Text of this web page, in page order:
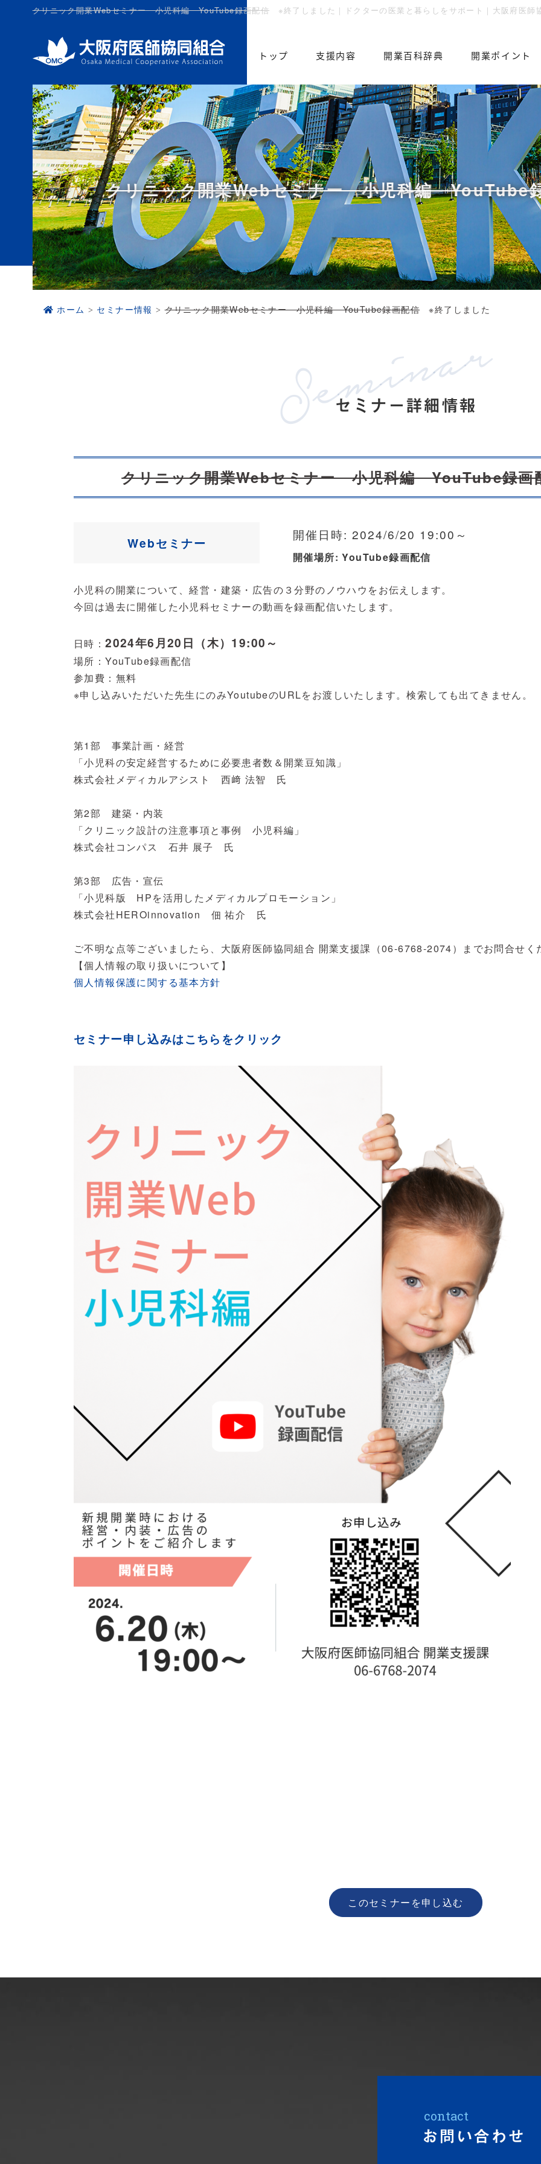
トップ ⽀援内容 開業百科辞典 開業ポイント
クリニック開業Webセミナー 小児科編 YouTube
クリニック開業Webセミナー 小児科編 YouTube録画配信 ※終了しました｜ドクターの医業と暮らしをサポート｜大阪府医師
ホーム セミナー情報 クリニック開業Webセミナー 小児科編 YouTube録画配信 ※終了しました
セミナー詳細情報
クリニック開業Webセミナー 小児科編 YouTube録画
Webセミナー
開催日時: 2024/6/20 19:00～
開催場所:YouTube録画配信
小児科の開業について、経営・建築・広告の３分野のノウハウをお伝えします。
今回は過去に開催した小児科セミナーの動画を録画配信いたします。
日時：2024年6月20日（木）19:00～
場所：YouTube録画配信
参加費：無料
※申し込みいただいた先生にのみYoutubeのURLをお渡しいたします。検索しても出てきません。
第1部 事業計画・経営
「小児科の安定経営するために必要患者数＆開業豆知識」
株式会社メディカルアシスト 西﨑 法智 氏
第2部 建築・内装
「クリニック設計の注意事項と事例 小児科編」
株式会社コンパス 石井 展子 氏
第3部 広告・宣伝
「小児科版 HPを活用したメディカルプロモーション」
株式会社HEROinnovation 佃 祐介 氏
ご不明な点等ございましたら、大阪府医師協同組合 開業支援課（06-6768-2074）までお問合せく
【個人情報の取り扱いについて】
個人情報保護に関する基本方針
セミナー申し込みはこちらをクリック
このセミナーを申し込む
contact
お問い合わせ